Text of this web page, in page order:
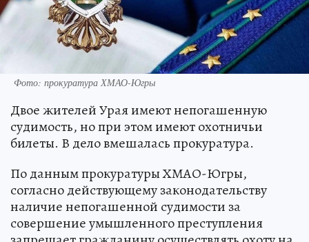
Фото: прокуратура ХМАО-Югры
Двое жителей Урая имеют непогашенную
судимость, но при этом имеют охотничьи
билеты. В дело вмешалась прокуратура.
По данным прокуратуры ХМАО-Югры,
согласно действующему законодательству
наличие непогашенной судимости за
совершение умышленного преступления